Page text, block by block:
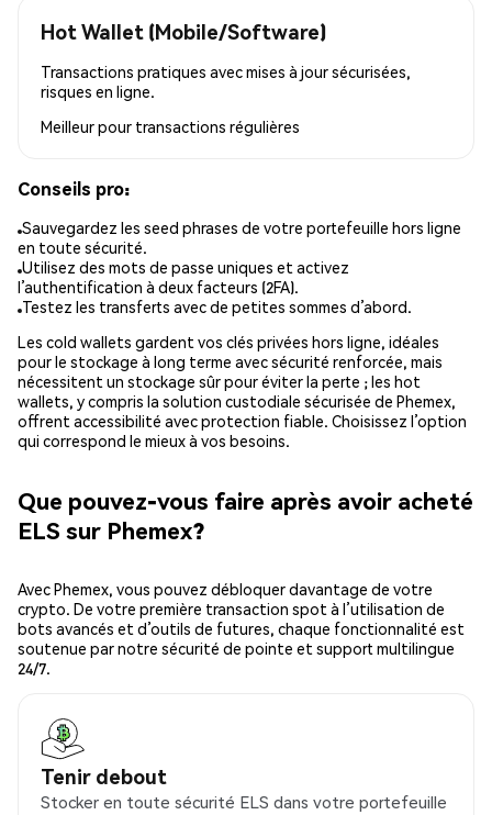
Hot Wallet (Mobile/Software)
Transactions pratiques avec mises à jour sécurisées,
risques en ligne.
Meilleur pour transactions régulières
Conseils pro:
Sauvegardez les seed phrases de votre portefeuille hors ligne
en toute sécurité.
Utilisez des mots de passe uniques et activez
l’authentification à deux facteurs (2FA).
Testez les transferts avec de petites sommes d’abord.
Les cold wallets gardent vos clés privées hors ligne, idéales
pour le stockage à long terme avec sécurité renforcée, mais
nécessitent un stockage sûr pour éviter la perte ; les hot
wallets, y compris la solution custodiale sécurisée de Phemex,
offrent accessibilité avec protection fiable. Choisissez l’option
qui correspond le mieux à vos besoins.
Que pouvez-vous faire après avoir acheté
ELS sur Phemex?
Avec Phemex, vous pouvez débloquer davantage de votre
crypto. De votre première transaction spot à l’utilisation de
bots avancés et d’outils de futures, chaque fonctionnalité est
soutenue par notre sécurité de pointe et support multilingue
24/7.
Tenir debout
Stocker en toute sécurité ELS dans votre portefeuille